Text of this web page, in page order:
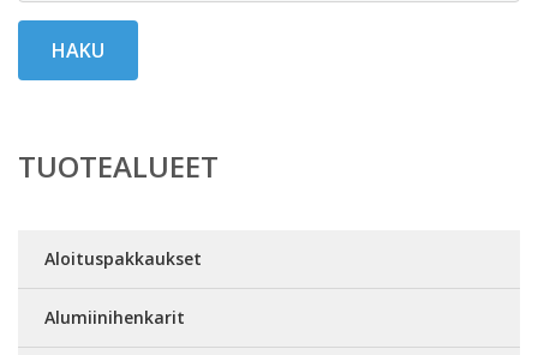
HAKU
TUOTEALUEET
Aloituspakkaukset
Alumiinihenkarit